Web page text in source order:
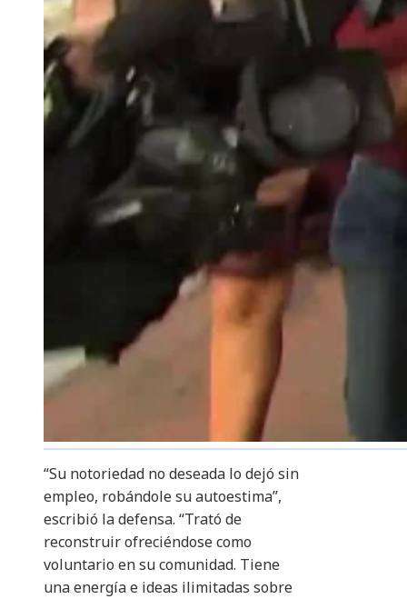
“Su notoriedad no deseada lo dejó sin
empleo, robándole su autoestima”,
escribió la defensa. “Trató de
reconstruir ofreciéndose como
voluntario en su comunidad. Tiene
una energía e ideas ilimitadas sobre